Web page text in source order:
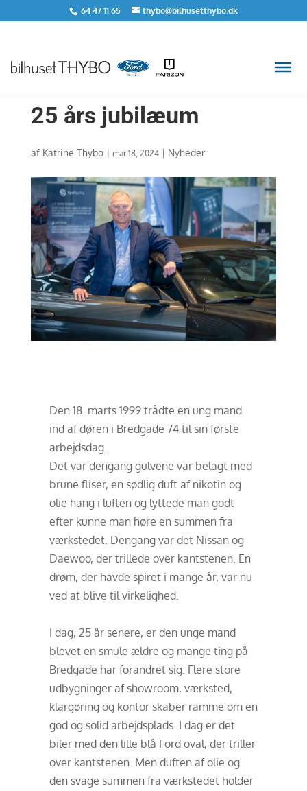
64 47 11 65 thybo@bilhusetthybo.dk
25 års jubilæum
af Katrine Thybo| mar 18, 2024| Nyheder
Den 18. marts 1999 trådte en ung mand
ind af døren i Bredgade 74 til sin første
arbejdsdag.
Det var dengang gulvene var belagt med
brune fliser, en sødlig duft af nikotin og
olie hang i luften og lyttede man godt
efter kunne man høre en summen fra
værkstedet. Dengang var det Nissan og
Daewoo, der trillede over kantstenen. En
drøm, der havde spiret i mange år, var nu
ved at blive til virkelighed.
I dag, 25 år senere, er den unge mand
blevet en smule ældre og mange ting på
Bredgade har forandret sig. Flere store
udbygninger af showroom, værksted,
klargøring og kontor skaber ramme om en
god og solid arbejdsplads. I dag er det
biler med den lille blå Ford oval, der triller
over kantstenen. Men duften af olie og
den svage summen fra værkstedet holder